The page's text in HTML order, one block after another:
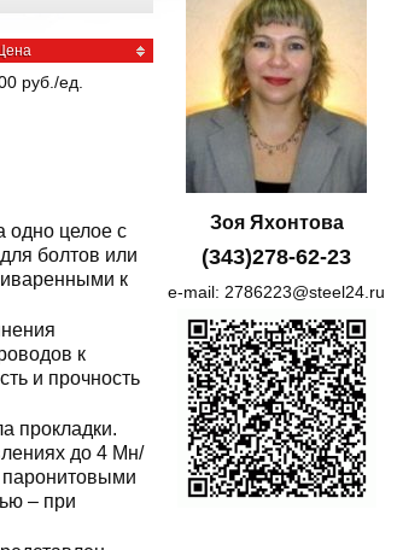
руб ./ед.
одно целое с
болтов или
к
к
и прочность
прокладки.
до 4 Мн/
паронитовыми
– при
Зоя Яхонтова
(343)278-62-23
e-mail: 2786223@steel24.ru